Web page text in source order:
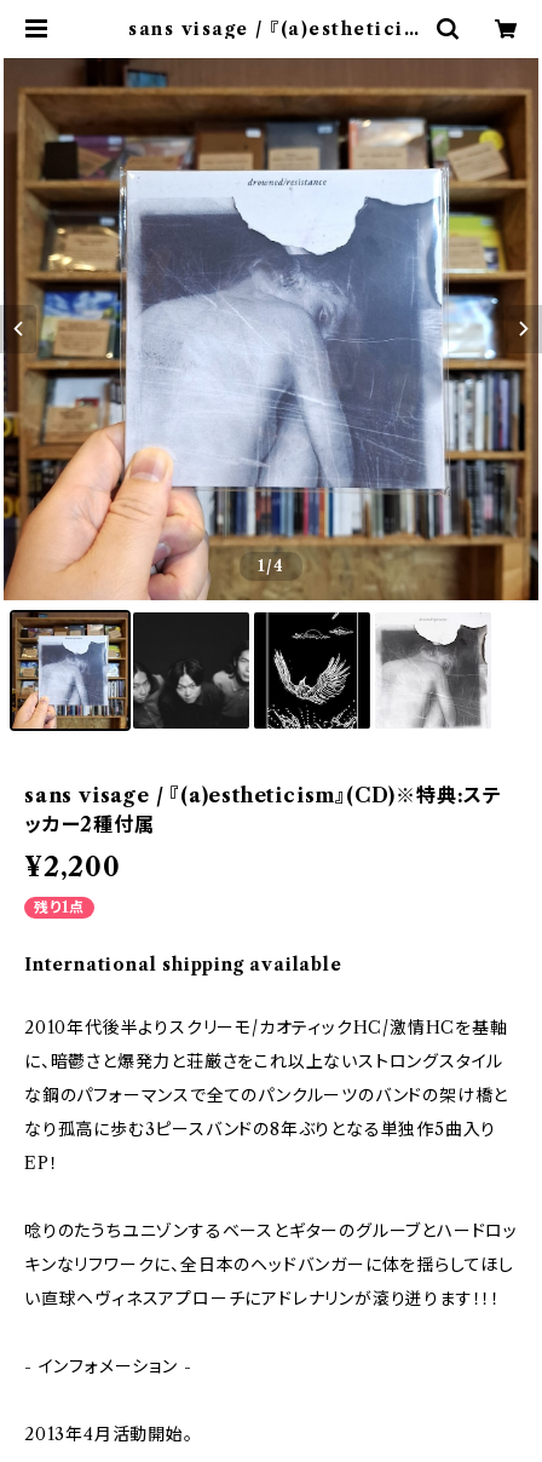
sans visage / 『(a)estheticis
1/4
sans visage / 『(a)estheticism』(CD)※特典:ステ
ッカー2種付属
¥2,200
残り1点
International shipping available
2010年代後半よりスクリーモ/カオティックHC/激情HCを基軸
に、暗鬱さと爆発力と荘厳さをこれ以上ないストロングスタイル
な鋼のパフォーマンスで全てのパンクルーツのバンドの架け橋と
なり孤高に歩む3ピースバンドの8年ぶりとなる単独作5曲入り
EP！
唸りのたうちユニゾンするベースとギターのグルーブとハードロッ
キンなリフワークに、全日本のヘッドバンガーに体を揺らしてほし
い直球ヘヴィネスアプローチにアドレナリンが滾り迸ります！！！
- インフォメーション -
2013年4月活動開始。